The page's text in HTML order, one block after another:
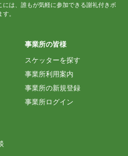
には、誰もが気軽に参加できる謝礼付きボ
。
事業所の皆様
スケッターを探す
事業所利用案内
事業所の新規登録
事業所ログイン